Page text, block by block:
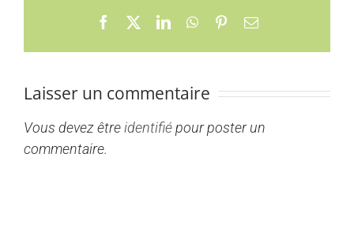
Facebook
X LinkedInWhatsApp
PinterestEmail
Laisser un commentaire
Vous devez êtreidentifiépour poster un
commentaire.